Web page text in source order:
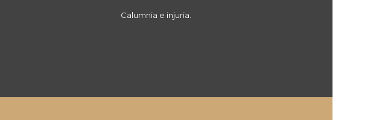
Calumnia e injuria.